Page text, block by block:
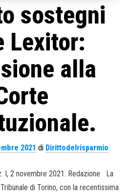
sostegni
Lexitor:
alla
2021 di Dirittodelrisparmio
I, 2 novembre 2021. Redazione La
di Torino, con la recentissima